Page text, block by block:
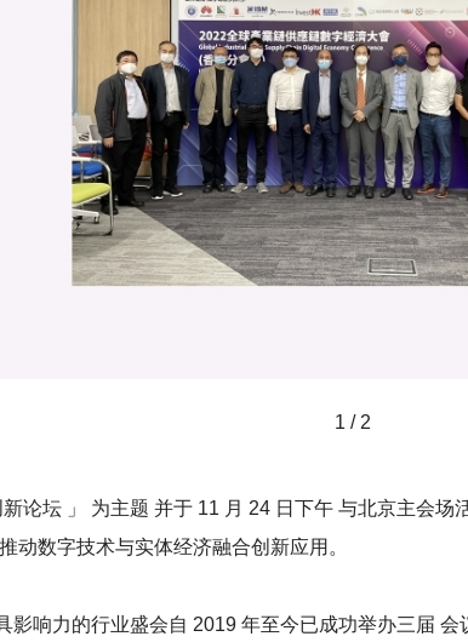
1 / 2
论坛 」 为主题 并于 11 月 24 日下午 与北京主会
动数字技术与实体经济融合创新应用。
响力的行业盛会自 2019 年至今已成功举办三届